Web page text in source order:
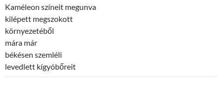
Kaméleon színeit megunva
kilépett megszokott
környezetéből
mára már
békésen szemléli
levedlett kígyóbőreit